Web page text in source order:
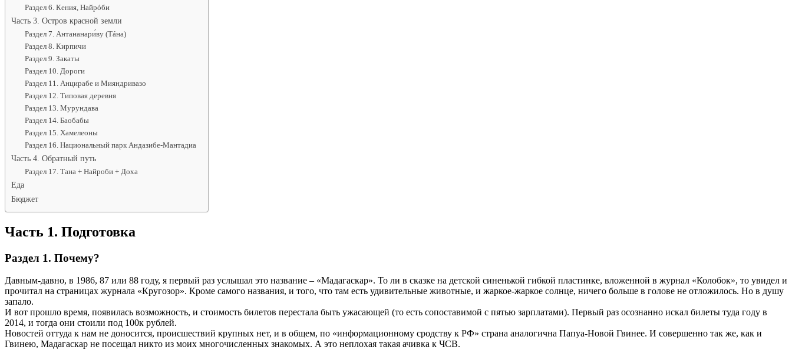
Раздел 6. Кения, Найрóби
Часть 3. Остров красной земли
Раздел 7. Антананари́ву (Тáна)
Раздел 8. Кирпичи
Раздел 9. Закаты
Раздел 10. Дороги
Раздел 11. Анцирабе и Мияндривазо
Раздел 12. Типовая деревня
Раздел 13. Мурундава
Раздел 14. Баобабы
Раздел 15. Хамелеоны
Раздел 16. Национальный парк Андазибе-Мантадиа
Часть 4. Обратный путь
Раздел 17. Тана + Найроби + Доха
Еда
Бюджет
Часть 1. Подготовка
Раздел 1. Почему?
Давным-давно, в 1986, 87 или 88 году, я первый раз услышал это название – «Мадагаскар». То ли в сказке на детской синенькой гибкой пластинке, вложенной в журнал «Колобок», то увидел и
прочитал на страницах журнала «Кругозор». Кроме самого названия, и того, что там есть удивительные животные, и жаркое-жаркое солнце, ничего больше в голове не отложилось. Но в душу
запало.
И вот прошло время, появилась возможность, и стоимость билетов перестала быть ужасающей (то есть сопоставимой с пятью зарплатами). Первый раз осознанно искал билеты туда году в
2014, и тогда они стоили под 100к рублей.
Новостей оттуда к нам не доносится, происшествий крупных нет, и в общем, по «информационному сродству к РФ» страна аналогична Папуа-Новой Гвинее. И совершенно так же, как и
Гвинею, Мадагаскар не посещал никто из моих многочисленных знакомых. А это неплохая такая ачивка к ЧСВ.